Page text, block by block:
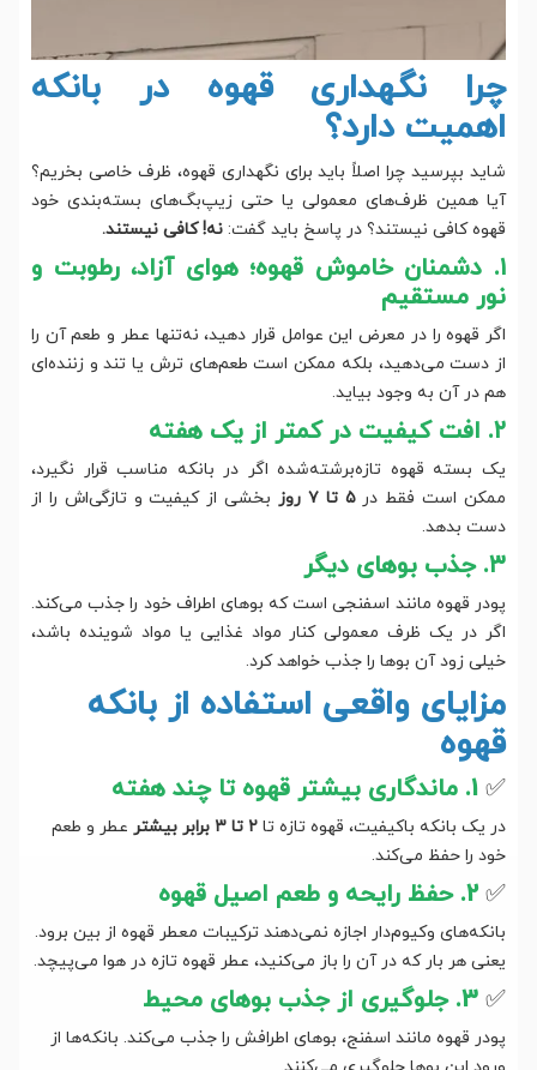
چرا نگهداری قهوه در بانکه
اهمیت دارد؟
شاید بپرسید چرا اصلاً باید برای نگهداری قهوه، ظرف خاصی بخریم؟
آیا همین ظرف‌های معمولی یا حتی زیپ‌بگ‌های بسته‌بندی خود
قهوه کافی نیستند؟ در پاسخ باید گفت: نه! کافی نیستند.
۱. دشمنان خاموش قهوه؛ هوای آزاد، رطوبت و
نور مستقیم
اگر قهوه را در معرض این عوامل قرار دهید، نه‌تنها عطر و طعم آن را
از دست می‌دهید، بلکه ممکن است طعم‌های ترش یا تند و زننده‌ای
هم در آن به وجود بیاید.
۲. افت کیفیت در کمتر از یک هفته
یک بسته قهوه تازه‌برشته‌شده اگر در بانکه مناسب قرار نگیرد،
ممکن است فقط در۵ تا ۷ روز
بخشی از کیفیت و تازگی‌اش را از
دست بدهد.
۳. جذب بوهای دیگر
پودر قهوه مانند اسفنجی است که بوهای اطراف خود را جذب می‌کند.
اگر در یک ظرف معمولی کنار مواد غذایی یا مواد شوینده باشد،
خیلی زود آن بوها را جذب خواهد کرد.
مزایای واقعی استفاده از بانکه
قهوه
✅ 1. ماندگاری بیشتر قهوه تا چند هفته
در یک بانکه باکیفیت، قهوه تازه تا ۲ تا ۳ برابر بیشتر
عطر و طعم
خود را حفظ می‌کند.
✅2. حفظ رایحه و طعم اصیل قهوه
بانکه‌های وکیوم‌دار اجازه نمی‌دهند ترکیبات معطر قهوه از بین برود.
یعنی هر بار که در آن را باز می‌کنید، عطر قهوه تازه در هوا می‌پیچد.
✅ 3. جلوگیری از جذب بوهای محیط
پودر قهوه مانند اسفنج، بوهای اطرافش را جذب می‌کند. بانکه‌ها از